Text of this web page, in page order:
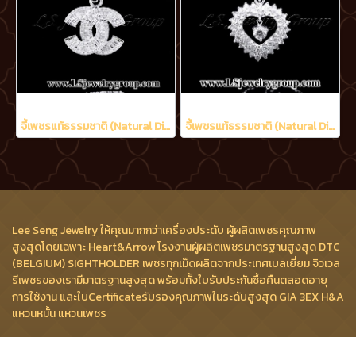
จี้เพชรแท้ธรรมชาติ (Natural Diamonds) 1.60 Ct. จี้เพชรแท้ธรรมชาติ (Natural Diamonds) 2.21 Ct.
Lee Seng Jewelry ให้คุณมากกว่าเครื่องประดับ ผู้ผลิตเพชรคุณภาพ
สูงสุดโดยเฉพาะ Heart&Arrow โรงงานผู้ผลิตเพชรมาตรฐานสูงสุด DTC
(BELGIUM) SIGHTHOLDER เพชรทุกเม็ดผลิตจากประเทศเบลเยี่ยม จิวเวล
รีเพชรของเรามีมาตรฐานสูงสุด พร้อมทั้งใบรับประกันซื้อคืนตลอดอายุ
การใช้งาน และใบCertificateรับรองคุณภาพในระดับสูงสุด GIA 3EX H&A
แหวนหมั้น แหวนเพชร